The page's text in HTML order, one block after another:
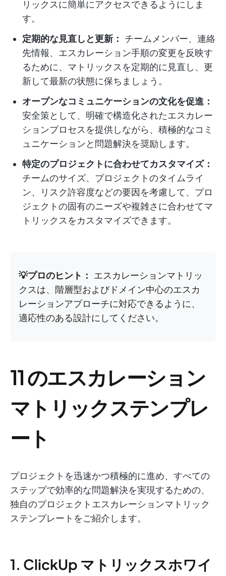
リックスに簡単にアクセスできるようにしま
す。
定期的な見直しと更新：
チームメンバー、連絡
先情報、エスカレーション手順の変更を反映す
るために、マトリックスを定期的に見直し、更
新して最新の状態に保ちましょう。
オープンなコミュニケーションの文化を促進：
安全策として、明確で構造化されたエスカレー
ションプロセスを提供しながら、積極的なコミ
ュニケーションと問題解決を奨励します。
特定のプロジェクトに合わせてカスタマイズ：
チームのサイズ、プロジェクトのタイムライ
ン、リスク許容度などの要因を考慮して、プロ
ジェクトの固有のニーズや複雑さに合わせてマ
トリックスをカスタマイズできます。
💡プロのヒント：
エスカレーションマトリッ
クスは、階層型およびドメイン中心のエスカ
レーションアプローチに対応できるように、
適応性のある設計にしてください。
11 のエスカレーション
マトリックステンプレ
ート
プロジェクトを迅速かつ積極的に進め、すべての
ステップで効率的な問題解決を実現するための、
独自のプロジェクトエスカレーションマトリック
ステンプレートをご紹介します。
1. ClickUp マトリックスホワイ